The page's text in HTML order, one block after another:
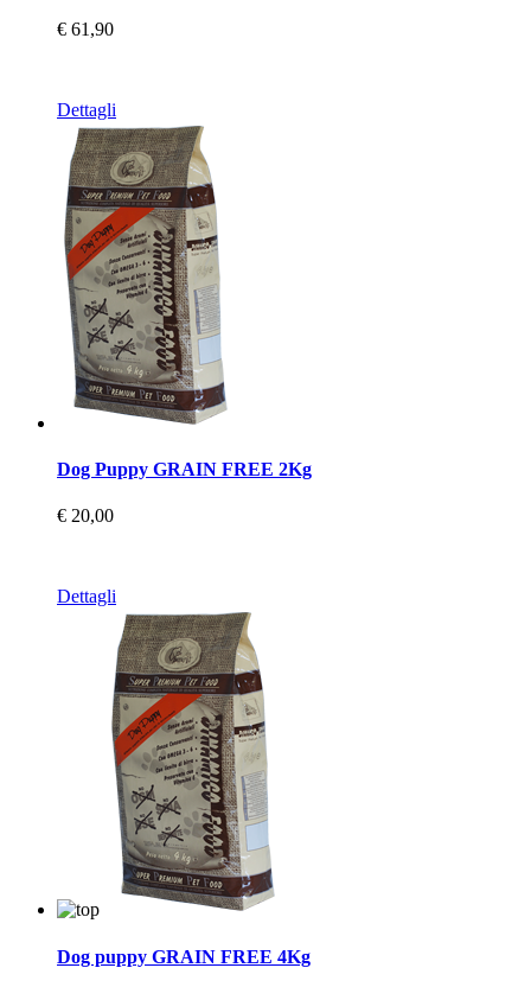
€ 61,90
Dettagli
Dog Puppy GRAIN FREE 2Kg
€ 20,00
Dettagli
Dog puppy GRAIN FREE 4Kg